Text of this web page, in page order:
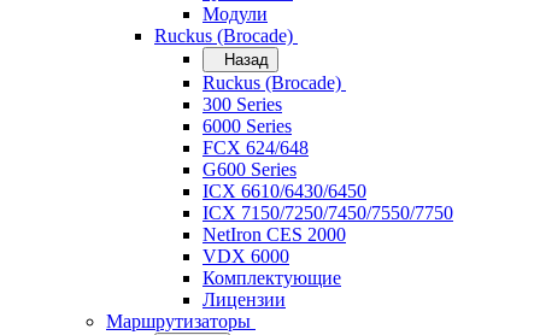
Модули
Ruckus (Brocade)
Назад
Ruckus (Brocade)
300 Series
6000 Series
FCX 624/648
G600 Series
ICX 6610/6430/6450
ICX 7150/7250/7450/7550/7750
NetIron CES 2000
VDX 6000
Комплектующие
Лицензии
Маршрутизаторы